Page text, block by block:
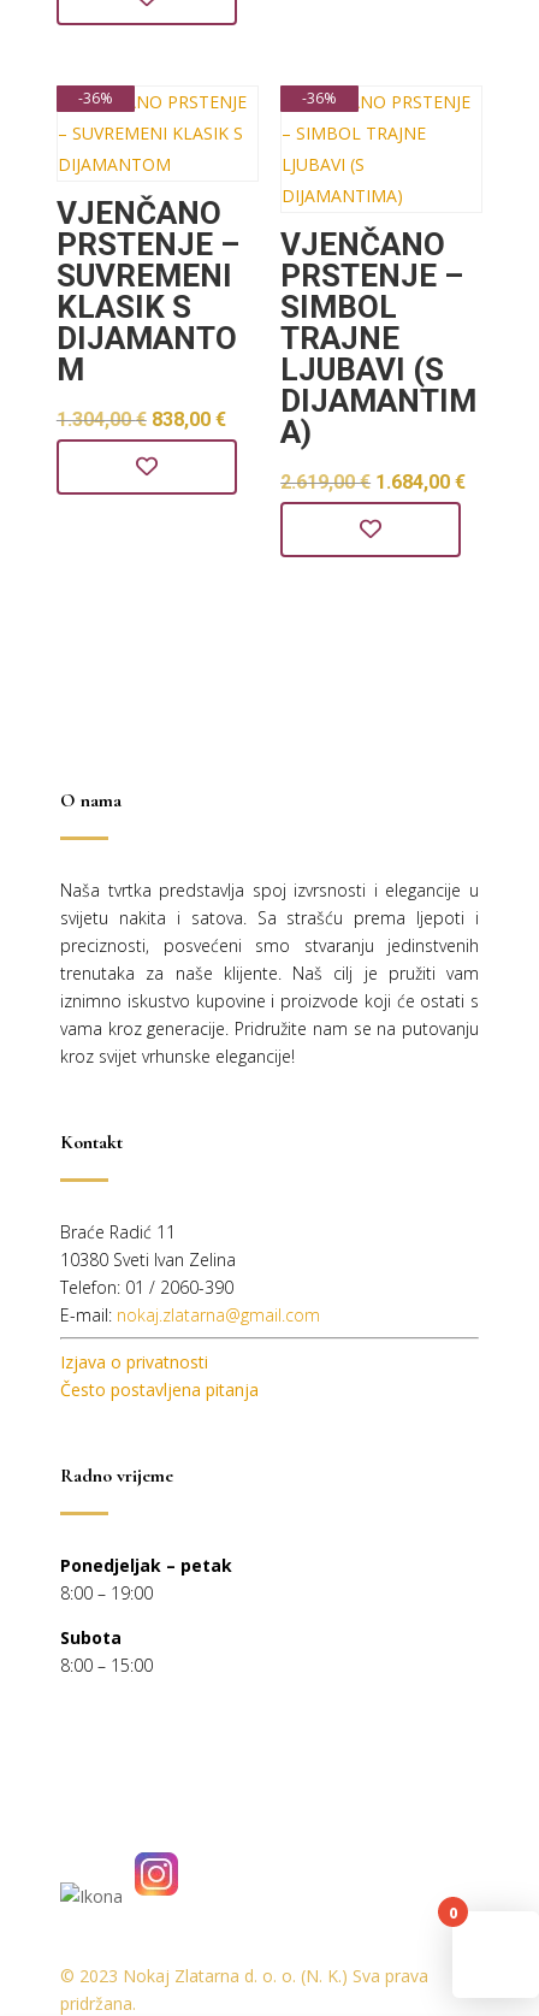
bila
2.494,00 €.
-36%
VJENČANO
PRSTENJE –
SUVREMENI
KLASIK S
DIJAMANTO
M
1.304,00€ Izvorna
cijena
bila
838,00 €
Trenutna
je:
-36%
VJENČANO
PRSTENJE –
SIMBOL
TRAJNE
LJUBAVI (S
DIJAMANTIM
A)
2.619,00€ Izvorna
cijena
bila
1.684,00€
O nama
Naša tvrtka predstavlja spoj izvrsnosti i elegancije u
svijetu nakita i satova. Sa strašću prema ljepoti i
preciznosti, posvećeni smo stvaranju jedinstvenih
trenutaka za naše klijente. Naš cilj je pružiti vam
iznimno iskustvo kupovine i proizvode koji će ostati s
vama kroz generacije. Pridružite nam se na putovanju
kroz svijet vrhunske elegancije!
Kontakt
Braće Radić 11
10380 Sveti Ivan Zelina
Telefon: 01 / 2060-390
E-mail: nokaj.zlatarna@gmail.com
Izjava o privatnosti
Često postavljena pitanja
Radno vrijeme
Ponedjeljak – petak
8:00 – 19:00
Subota
8:00 – 15:00
© 2023 Nokaj Zlatarna d. o. o. (N. K.) Sva prava
pridržana.
0